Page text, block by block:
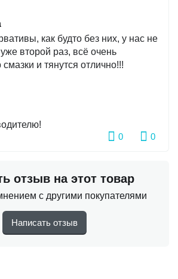
как без презерватива, более
способствует продлению
шт: 10
мм: 52 +-2
как будто без них, у нас не
второй раз, всё очень
и тянутся отлично!!!
0
0
отзыв на этот товар
с другими покупателями
Написать отзыв